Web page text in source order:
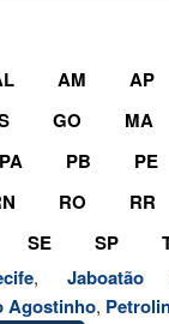
AM AP
GO MA
PA PB PE
RO RR
SE
SP
, Jaboatão
Agostinho,